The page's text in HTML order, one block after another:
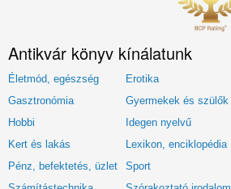
Antikvár könyv kínálatunk
Életmód, egészség Erotika
Gasztronómia
Gyermekek és szülők
Hobbi
Idegen nyelvű
Kert és lakás
Lexikon, enciklopédia
Pénz, befektetés, üzlet
Sport